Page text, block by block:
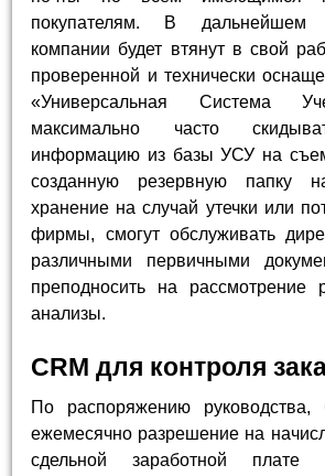
покупателям. В дальнейшем
компании будет втянут в свой
проверенной и технически
«Универсальная Система
максимально часто
информацию из базы УСУ на
созданную резервную папку
хранение на случай утечки или
фирмы, смогут обслуживать
различными первичными
преподносить на рассмотрение
анализы.
CRM для контроля
По распоряжению руководства,
ежемесячно разрешение на
сдельной заработной плате